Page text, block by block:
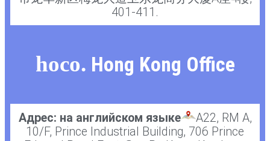
401-411.
hoco. Hong Kong Office
Адрес: на английском языке
A22, RM A,
10/F, Prince Industrial Building, 706 Prince